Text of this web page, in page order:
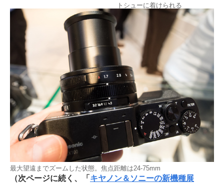
トシューに着けられる
最大望遠までズームした状態。焦点距離は24-75mm
（次ページに続く、「 キヤノン＆ソニーの新機種展